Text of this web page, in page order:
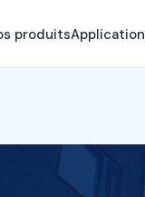
produitsApplication